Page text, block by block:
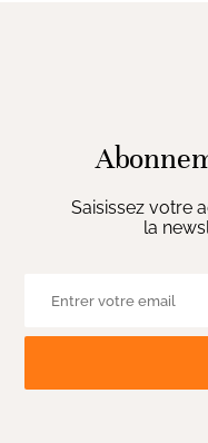
Saisissez votre
la